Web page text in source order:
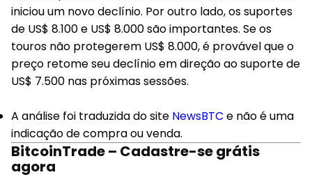
iniciou um novo declínio. Por outro lado, os suportes
de US$ 8.100 e US$ 8.000 são importantes. Se os
touros não protegerem US$ 8.000, é provável que o
preço retome seu declínio em direção ao suporte de
US$ 7.500 nas próximas sessões.
A análise foi traduzida do site NewsBTC e não é uma
indicação de compra ou venda.
BitcoinTrade – Cadastre-se grátis
agora